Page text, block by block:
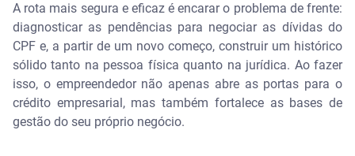
A rota mais segura e eficaz é encarar o problema de frente:
diagnosticar as pendências para negociar as dívidas do
CPF e, a partir de um novo começo, construir um histórico
sólido tanto na pessoa física quanto na jurídica. Ao fazer
isso, o empreendedor não apenas abre as portas para o
crédito empresarial, mas também fortalece as bases de
gestão do seu próprio negócio.